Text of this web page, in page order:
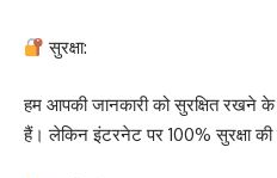
सुरक्षा:
हम आपकी जानकारी को सुरक्षित रखने
हैं। लेकिन इंटरनेट पर 100% सुरक्षा की